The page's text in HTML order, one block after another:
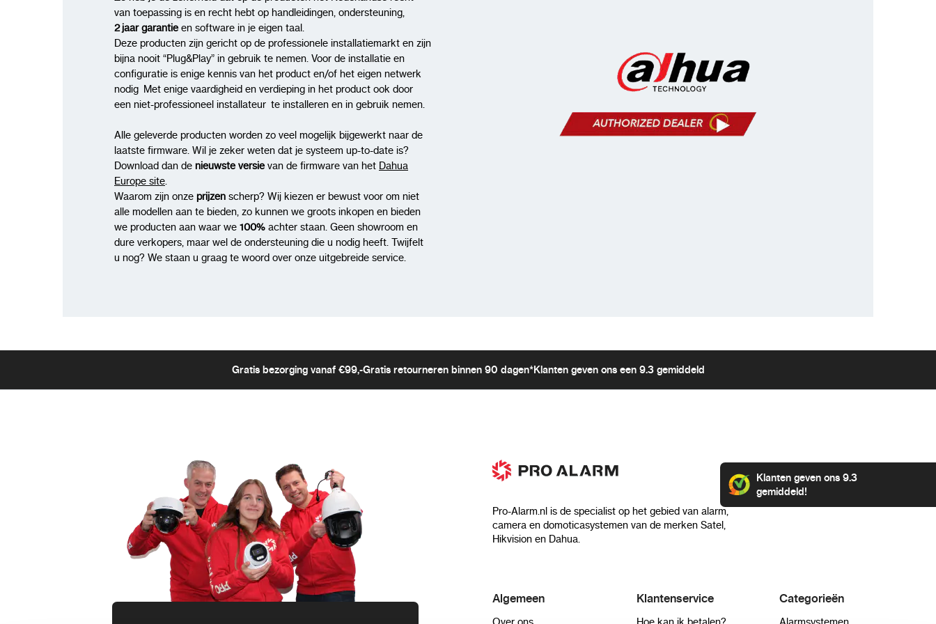
Ø5,5 mm x Ø2,1 mm x 10 mm
CE
apparaten die een 12V DC voeding vereisen.
Inhoud van de Verpakking
Dahua DH-PFM320-020EN Voedingsadapter
Gebruikershandleiding
van toepassing is en recht hebt op handleidingen, ondersteuning,
2 jaar garantieen software in je eigen taal.
Deze producten zijn gericht op de professionele installatiemarkt en zijn
bijna nooit “Plug&Play” in gebruik te nemen. Voor de installatie en
configuratie is enige kennis van het product en/of het eigen netwerk
nodig Met enige vaardigheid en verdieping in het product ook door
een niet-professioneel installateur te installeren en in gebruik nemen.
Alle geleverde producten worden zo veel mogelijk bijgewerkt naar de
laatste firmware. Wil je zeker weten dat je systeem up-to-date is?
Download dan de nieuwste versievan de firmware van het Dahua
Europe site.
Waarom zijn onze prijzen scherp? Wij kiezen er bewust voor om niet
alle modellen aan te bieden, zo kunnen we groots inkopen en bieden
we producten aan waar we 100% achter staan. Geen showroom en
dure verkopers, maar wel de ondersteuning die u nodig heeft. Twijfelt
u nog? We staan u graag te woord over onze uitgebreide service.
Gratis bezorging vanaf €99,-Gratis retourneren binnen 90 dagen*Klanten geven ons een 9.3 gemiddeld
Pro-Alarm.nl is de specialist op het gebied van alarm,
camera en domoticasystemen van de merken Satel,
Hikvision en Dahua.
Klanten geven ons 9.3
gemiddeld!
Algemeen Klantenservice Categorieën